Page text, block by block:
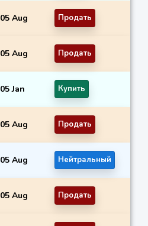
05 Aug Продать
05 Aug Продать
05 Jan Купить
05 Aug Продать
05 Aug Нейтральный
05 Aug Продать